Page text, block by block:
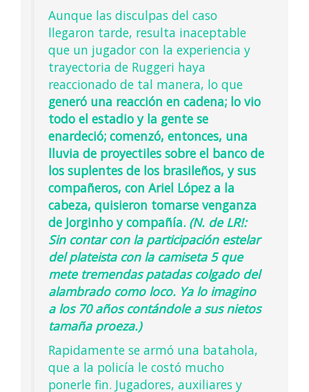
Aunque las disculpas del caso
llegaron tarde, resulta inaceptable
que un jugador con la experiencia y
trayectoria de Ruggeri haya
reaccionado de tal manera, lo que
generó una reacción en cadena; lo vio
todo el estadio y la gente se
enardeció; comenzó, entonces, una
lluvia de proyectiles sobre el banco de
los suplentes de los brasileños, y sus
compañeros, con Ariel López a la
cabeza, quisieron tomarse venganza
de Jorginho y compañía. (N. de LR!:
Sin contar con la participación estelar
del plateista con la camiseta 5 que
mete tremendas patadas colgado del
alambrado como loco. Ya lo imagino
a los 70 años contándole a sus nietos
tamaña proeza.)
Rapidamente se armó una batahola,
que a la policía le costó mucho
ponerle fin. Jugadores, auxiliares y